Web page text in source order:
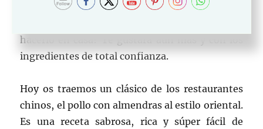
los platos que más me gusta pedir cuando
hacerlo en casa? Te gustará aún más y con los
ingredientes de total confianza.
Hoy os traemos un clásico de los restaurantes
chinos, el pollo con almendras al estilo oriental.
Es una receta sabrosa, rica y súper fácil de